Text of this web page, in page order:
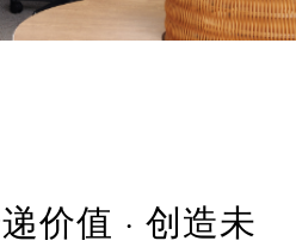
价值 · 创造未